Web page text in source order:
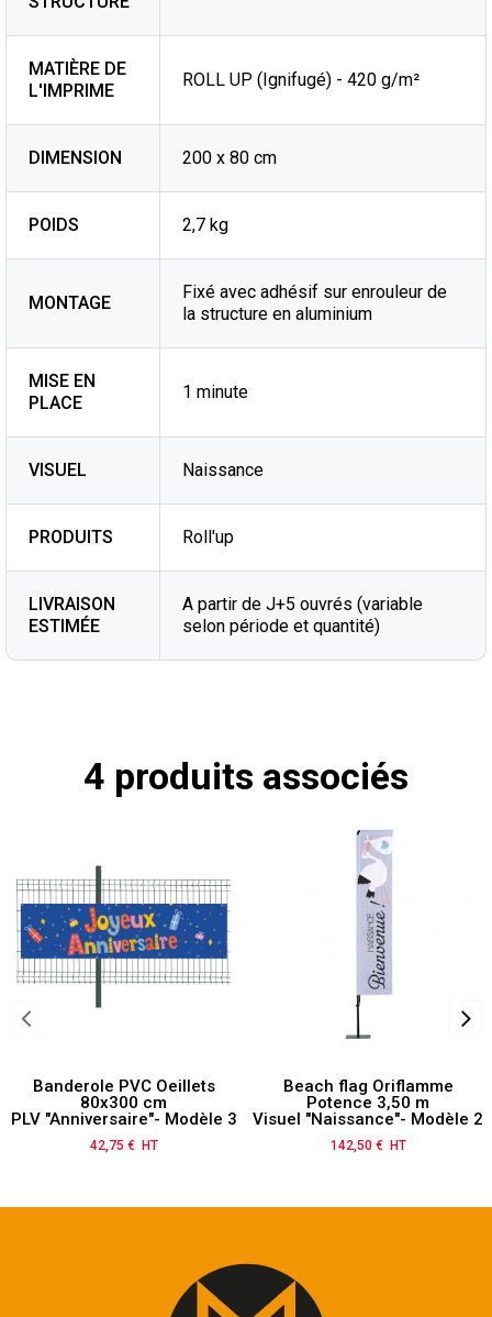
MATIÈRE DE
L'IMPRIME
ROLL UP (Ignifugé) - 420 g/m²
DIMENSION 200 x 80 cm
POIDS 2,7 kg
MONTAGE
Fixé avec adhésif sur enrouleur de
la structure en aluminium
MISE EN
PLACE
1 minute
VISUEL Naissance
PRODUITS Roll'up
LIVRAISON
ESTIMÉE
A partir de J+5 ouvrés (variable
selon période et quantité)
4 produits associés
Banderole PVC Oeillets
80x300 cm
PLV "Anniversaire"- Modèle 3
Prix
42,75 € HT
Beach flag Oriflamme
Potence 3,50 m
Visuel "Naissance"- Modèle 2
Prix
142,50 € HT